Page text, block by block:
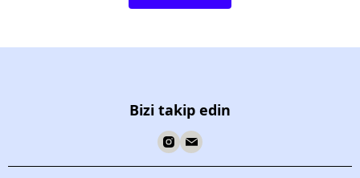
Bizi takip edin